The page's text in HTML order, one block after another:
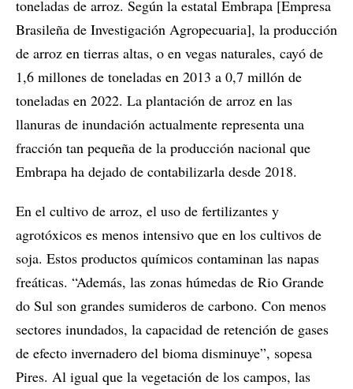
toneladas de arroz. Según la estatal Embrapa [Empresa
Brasileña de Investigación Agropecuaria], la producción
de arroz en tierras altas, o en vegas naturales, cayó de
1,6 millones de toneladas en 2013 a 0,7 millón de
toneladas en 2022. La plantación de arroz en las
llanuras de inundación actualmente representa una
fracción tan pequeña de la producción nacional que
Embrapa ha dejado de contabilizarla desde 2018.
En el cultivo de arroz, el uso de fertilizantes y
agrotóxicos es menos intensivo que en los cultivos de
soja. Estos productos químicos contaminan las napas
freáticas. “Además, las zonas húmedas de Rio Grande
do Sul son grandes sumideros de carbono. Con menos
sectores inundados, la capacidad de retención de gases
de efecto invernadero del bioma disminuye”, sopesa
Pires. Al igual que la vegetación de los campos, las